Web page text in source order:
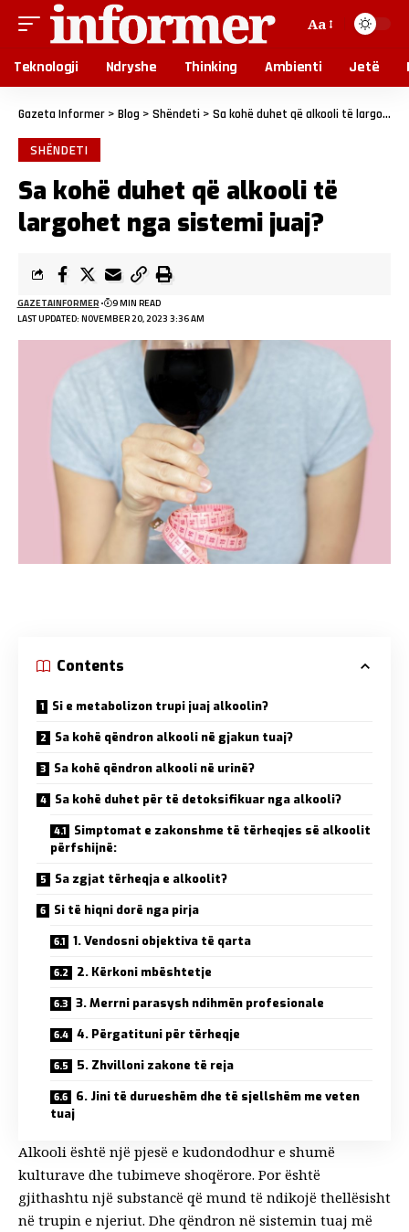
Aa
Teknologji Ndryshe Thinking Ambienti Jetë
Gazeta Informer > Blog > Shëndeti > Sa kohë duhet që alkooli të largohet nga sistemi juaj?
SHËNDETI
Sa kohë duhet që alkooli të
largohet nga sistemi juaj?
LAST UPDATED: NOVEMBER 20, 2023 3:36 AM
GAZETAINFORMER 9 MIN READ
Contents
Si e metabolizon trupi juaj alkoolin?
Sa kohë qëndron alkooli në gjakun tuaj?
Sa kohë qëndron alkooli në urinë?
Sa kohë duhet për të detoksifikuar nga alkooli?
Simptomat e zakonshme të tërheqjes së alkoolit
përfshijnë:
Sa zgjat tërheqja e alkoolit?
Si të hiqni dorë nga pirja
1. Vendosni objektiva të qarta
2. Kërkoni mbështetje
3. Merrni parasysh ndihmën profesionale
4. Përgatituni për tërheqje
5. Zhvilloni zakone të reja
6. Jini të durueshëm dhe të sjellshëm me veten
tuaj
Alkooli është një pjesë e kudondodhur e shumë
kulturave dhe tubimeve shoqërore. Por është
gjithashtu një substancë që mund të ndikojë thellësisht
në trupin e njeriut. Dhe qëndron në sistemin tuaj më